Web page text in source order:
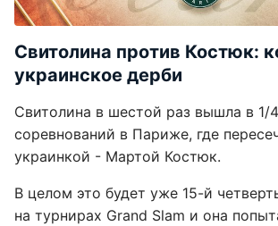
Свитолина против Костюк:
украинское дерби
Свитолина в шестой раз вышла в 1/
соревнований в Париже, где
украинкой - Мартой Костюк.
В целом это будет уже 15-й
на турнирах Grand Slam и она